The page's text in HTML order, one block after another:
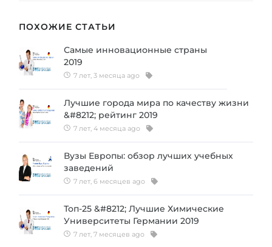
ПОХОЖИЕ СТАТЬИ
Самые инновационные страны
2019
7 лет, 3 месяца ago
Лучшие города мира по качеству жизни
&#8212; рейтинг 2019
7 лет, 4 месяца ago
Вузы Европы: обзор лучших учебных
заведений
7 лет, 6 месяцев ago
Топ-25 &#8212; Лучшие Химические
Университеты Германии 2019
7 лет, 7 месяцев ago